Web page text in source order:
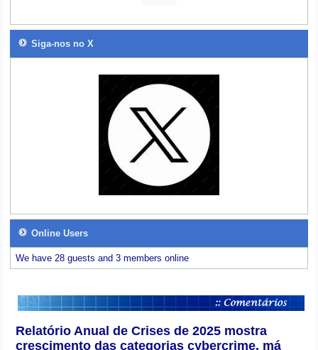
Siga-nos no X
Online Users
We have 28 guests and 3 members online
Relatório Anual de Crises de 2025 mostra
crescimento das categorias cybercrime, má